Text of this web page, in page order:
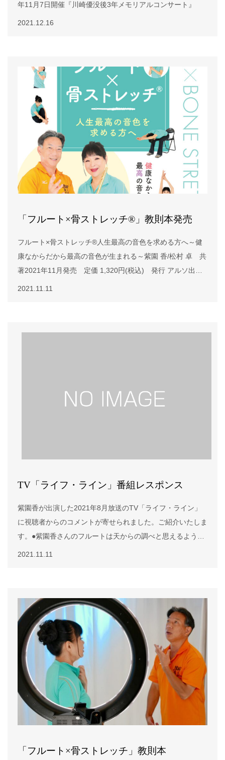
年11月7日開催『川崎優没後3年メモリアルコンサート』
2021.12.16
「フルート×骨ストレッチ®」教則本発売
フルート×骨ストレッチ®人生最高の音色を求める方へ～健
康なからだから最高の音色が生まれる～紫園 香/松村 卓 共
著2021年11月発売 定価 1,320円(税込) 発行 アルソ出版
第1章 楽に、ゆったり立ちましょう第2章 丹田を使いましょ
oAmazonhttps://onl.tw/47ZNEXY
2021.11.11
TV「ライフ・ライン」番組レスポンス
紫園香が出演した2021年8月放送のTV「ライフ・ライン」
に視聴者からのコメントが寄せられました。ご紹介いたしま
す。●紫園香さんのフルートは天からの調べと思えるような
素敵な音色と音楽でした。心が洗われ癒されました。音楽は
都府京都市 女性)●コロナ禍で、落ち込んで苦しんでしまう
のが当たり前な中なのに、光に向かう行動が出来る紫園さん
の演奏に感動しました。(北海道岩見沢市 女性)●紫園香さん
の思いが詰まったフルート演奏の音色は、まさに天の神様か
らの優しい声に聞こえました。(神奈川県海老名市 男性)●現
実は闇かもしれませんが、静かにCallingを求めたいと思い
ます。(北海道札幌市 男
2021.11.11
「フルート×骨ストレッチ」教則本